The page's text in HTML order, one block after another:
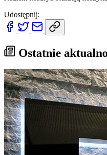
Udostępnij:
Ostatnie